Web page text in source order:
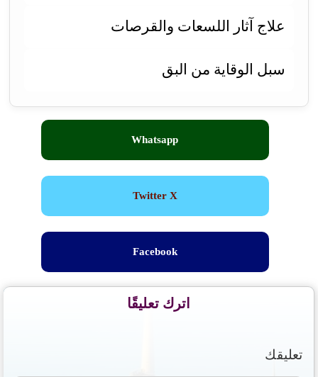
علاج آثار اللسعات والقرصات
سبل الوقاية من البق
Whatsapp
Twitter X
Facebook
اترك تعليقًا
تعليقك